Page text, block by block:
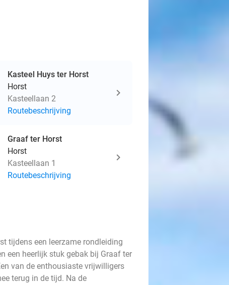
Kasteel Huys ter Horst
Horst
Kasteellaan 2
Routebeschrijving
Graaf ter Horst
Horst
Kasteellaan 1
Routebeschrijving
tijdens een leerzame rondleiding
een heerlijk stuk gebak bij Graaf ter
van de enthousiaste vrijwilligers
terug in de tijd. Na de